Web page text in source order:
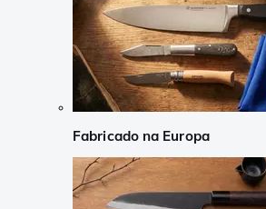
Fabricado na Europa